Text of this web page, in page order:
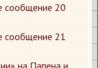
сообщение 20
сообщение 21
на Папена и